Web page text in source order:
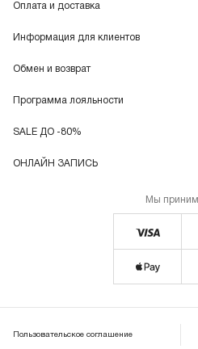
Оплата и доставка
Информация для клиентов
Обмен и возврат
Программа лояльности
SALE ДО -80%
ОНЛАЙН ЗАПИСЬ
Мы
Пользовательское соглашение